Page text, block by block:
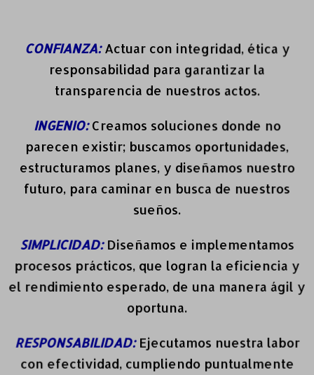
CONFIANZA:Actuar con integridad, ética y
responsabilidad para garantizar la
transparencia de nuestros actos.
INGENIO:Creamos soluciones donde no
parecen existir; buscamos oportunidades,
estructuramos planes, y diseñamos nuestro
futuro, para caminar en busca de nuestros
sueños.
SIMPLICIDAD:Diseñamos e implementamos
procesos prácticos, que logran la eficiencia y
el rendimiento esperado, de una manera ágil y
oportuna.
RESPONSABILIDAD:Ejecutamos nuestra labor
con efectividad, cumpliendo puntualmente